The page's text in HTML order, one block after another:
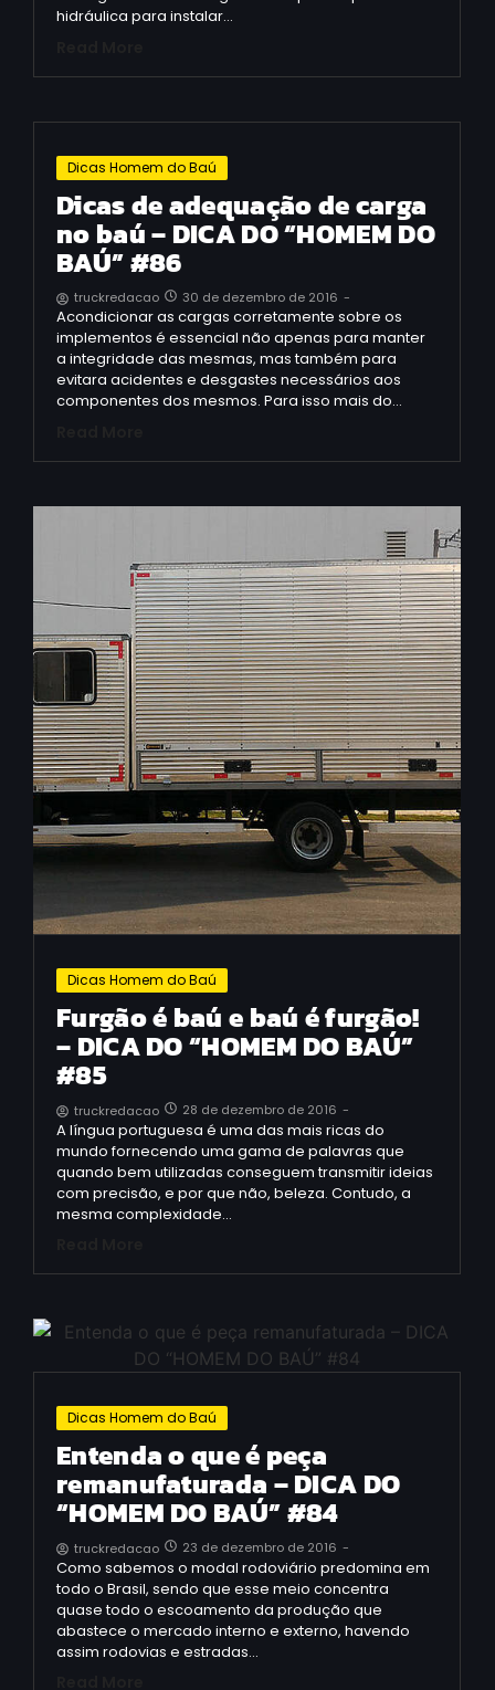
hidráulica para instalar…
Dicas Homem do Baú
Dicas de adequação de carga
no baú – DICA DO “HOMEM DO
BAÚ” #86
truckredacao 30 de dezembro de 2016 -
Acondicionar as cargas corretamente sobre os
implementos é essencial não apenas para manter
a integridade das mesmas, mas também para
evitara acidentes e desgastes necessários aos
componentes dos mesmos. Para isso mais do…
Dicas Homem do Baú
Furgão é baú e baú é furgão!
– DICA DO “HOMEM DO BAÚ”
#85
truckredacao 28 de dezembro de 2016 -
A língua portuguesa é uma das mais ricas do
mundo fornecendo uma gama de palavras que
quando bem utilizadas conseguem transmitir ideias
com precisão, e por que não, beleza. Contudo, a
mesma complexidade…
Dicas Homem do Baú
Entenda o que é peça
remanufaturada – DICA DO
“HOMEM DO BAÚ” #84
truckredacao 23 de dezembro de 2016 -
Como sabemos o modal rodoviário predomina em
todo o Brasil, sendo que esse meio concentra
quase todo o escoamento da produção que
abastece o mercado interno e externo, havendo
assim rodovias e estradas…